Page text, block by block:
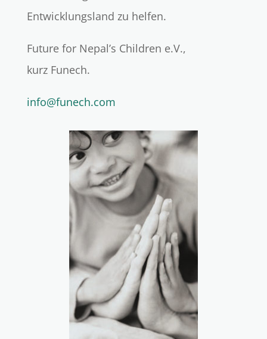
Entwicklungsland zu helfen.
Future for Nepal’s Children e.V.,
kurz Funech.
info@funech.com